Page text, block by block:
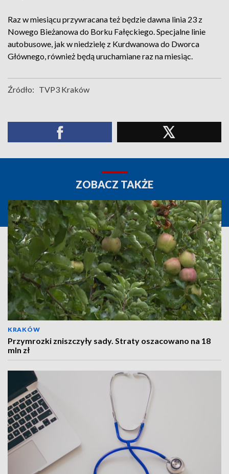
Raz w miesiącu przywracana też będzie dawna linia 23 z
Nowego Bieżanowa do Borku Fałęckiego. Specjalne linie
autobusowe, jak w niedzielę z Kurdwanowa do Dworca
Głównego, również będą uruchamiane raz na miesiąc.
Źródło: TVP3 Kraków
ZOBACZ TAKŻE
KRAKÓW
Przymrozki zniszczyły sady. Straty oszacowano na 18
mln zł